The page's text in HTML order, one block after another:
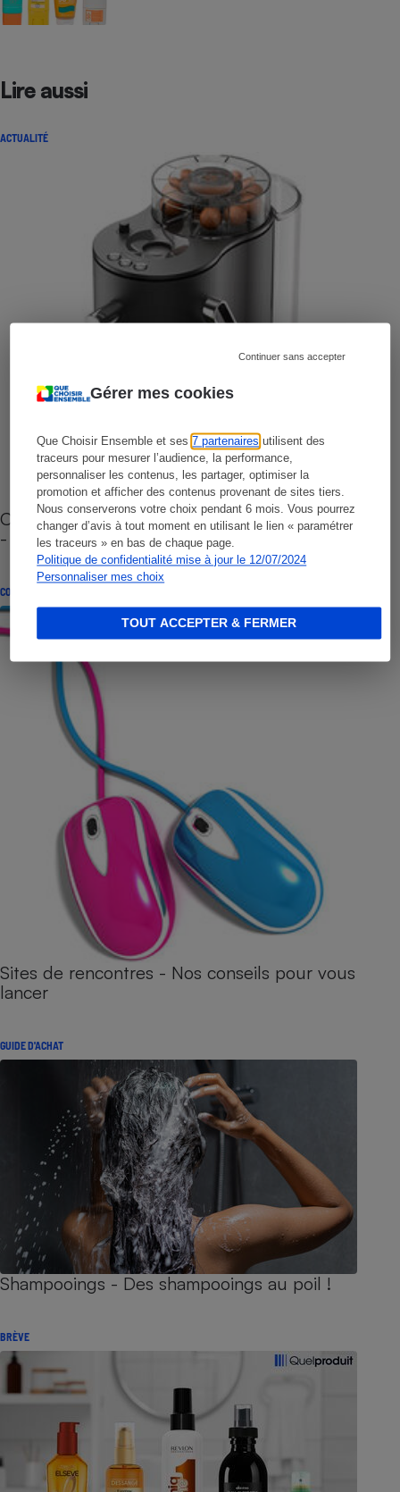
Gérer mes cookies
Que Choisir Ensemble et ses7 partenaires utilisent des
traceurs pour mesurer l’audience, la performance,
personnaliser les contenus, les partager, optimiser la
promotion et afficher des contenus provenant de sites tiers.
Nous conserverons votre choix pendant 6 mois. Vous pourrez
changer d’avis à tout moment en utilisant le lien « paramétrer
les traceurs » en bas de chaque page.
Politique de confidentialité mise à jour le 12/07/2024
Personnaliser mes choix
Continuer sans accepter
TOUT ACCEPTER & FERMER
Lire aussi
ACTUALITÉ
Cafetière à capsules zéro déchet CoffeeB (vidéo)
- Premières impressions
CONSEILS
Sites de rencontres - Nos conseils pour vous
lancer
GUIDE D'ACHAT
Shampooings - Des shampooings au poil !
BRÈVE